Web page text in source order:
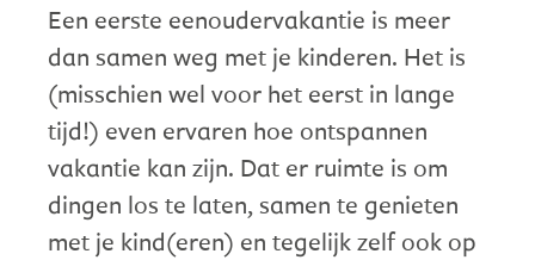
Een eerste eenoudervakantie is meer
dan samen weg met je kinderen. Het is
(misschien wel voor het eerst in lange
tijd!) even ervaren hoe ontspannen
vakantie kan zijn. Dat er ruimte is om
dingen los te laten, samen te genieten
met je kind(eren) en tegelijk zelf ook op